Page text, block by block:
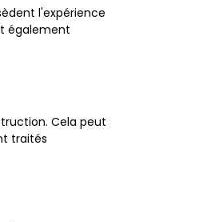
l'expérience
également
Cela peut
traités